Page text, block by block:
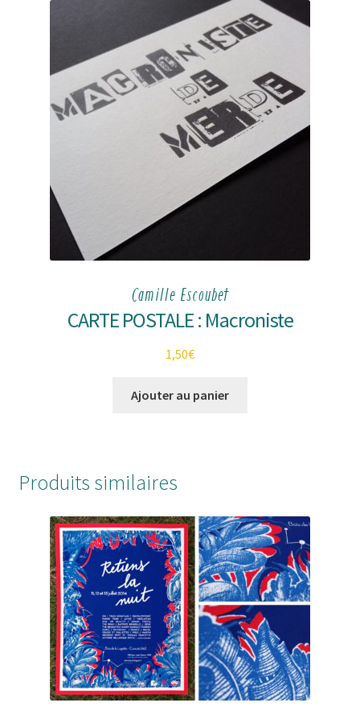
Camille Escoubet
CARTE POSTALE : Macroniste
1,50€
Ajouter au panier
Produits similaires